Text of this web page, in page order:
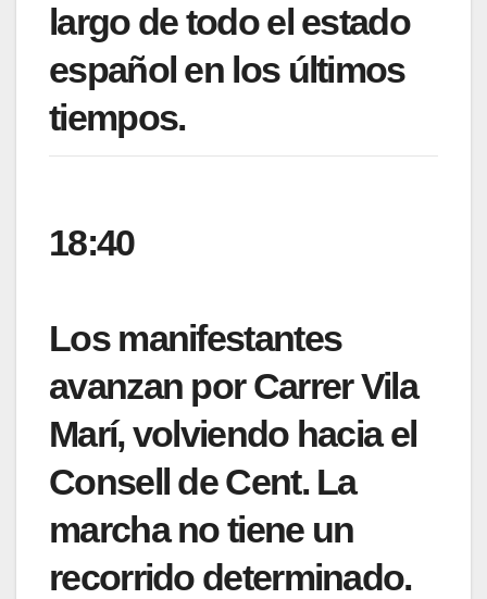
largo de todo el estado
español en los últimos
tiempos.
18:40
Los manifestantes
avanzan por Carrer Vila
Marí, volviendo hacia el
Consell de Cent. La
marcha no tiene un
recorrido determinado.